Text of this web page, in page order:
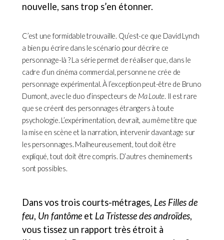
nouvelle, sans trop s’en étonner.
C’est une formidable trouvaille. Qu’est-ce que David Lynch
a bien pu écrire dans le scénario pour décrire ce
personnage-là ? La série permet de réaliser que, dans le
cadre d’un cinéma commercial, personne ne crée de
personnage expérimental. À l’exception peut-être de Bruno
Dumont, avec le duo d’inspecteurs de Ma Loute. Il est rare
que se créent des personnages étrangers à toute
psychologie. L’expérimentation, devrait, au même titre que
la mise en scène et la narration, intervenir davantage sur
les personnages. Malheureusement, tout doit être
expliqué, tout doit être compris. D’autres cheminements
sont possibles.
Dans vos trois courts-métrages, Les Filles de
feu, Un fantômeet La Tristesse des androïdes,
vous tissez un rapport très étroit à